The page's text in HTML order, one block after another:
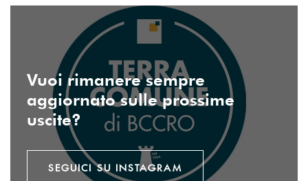
SEGUICI SU INSTAGRAM
Vuoi rimanere sempre
aggiornato sulle prossime
uscite?
SEGUICI SU INSTAGRAM